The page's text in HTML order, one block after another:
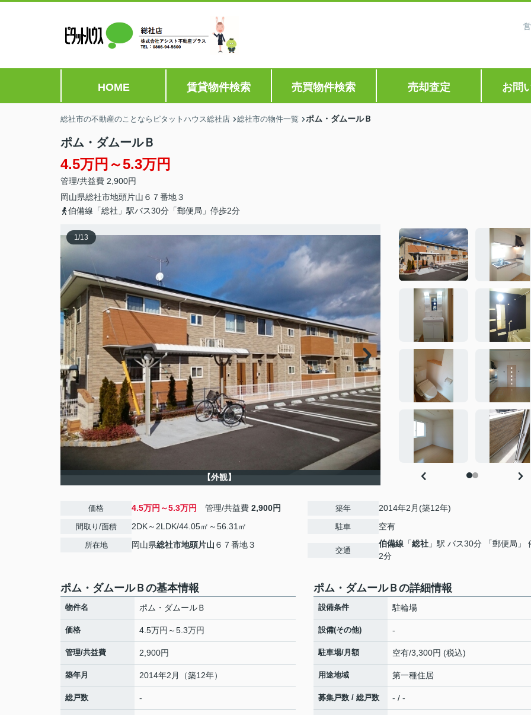
HOME 賃貸物件検索 売買物件検索 売却査定 お問
総社市の不動産のことならピタットハウス総社店 総社市の物件一覧 ポム・ダムールＢ
ポム・ダムールＢ
4.5万円～5.3万円
管理/共益費 2,900円
岡山県総社市地頭片山 ６７番地３
伯備線「総社」駅バス30分「郵便局」停歩2分
1/13
【外観】
価格 4.5万円～5.3万円 管理/共益費 2,900円
間取り/面積 2DK～2LDK/44.05㎡～56.31㎡
所在地 岡山県総社市地頭片山 ６７番地３
築年 2014年2月(築12年)
駐車 空有
交通
伯備線 「総社 」駅 バス30分 「郵便局」
2分
ポム・ダムールＢの基本情報
物件名 ポム・ダムールＢ
価格 4.5万円～5.3万円
管理/共益費 2,900円
築年月 2014年2月（築12年）
総戸数 -
ポム・ダムールＢの詳細情報
設備条件 駐輪場
設備(その他) -
駐車場/月額 空有/3,300円 (税込)
用途地域 第一種住居
募集戸数 / 総戸数 - / -